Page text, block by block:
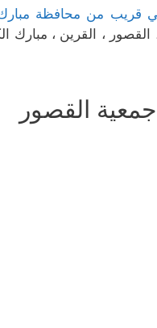
من محافظة مبارك
القصور ، القرين ، مبارك
القصور